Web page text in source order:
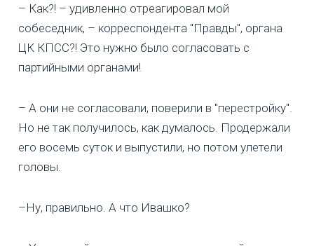
– Как?! – удивленно отреагировал мой
собеседник, – корреспондента "Правды", органа
ЦК КПСС?! Это нужно было согласовать с
партийными органами!
– А они не согласовали, поверили в "перестройку".
Но не так получилось, как думалось. Продержали
его восемь суток и выпустили, но потом улетели
головы.
–Ну, правильно. А что Ивашко?